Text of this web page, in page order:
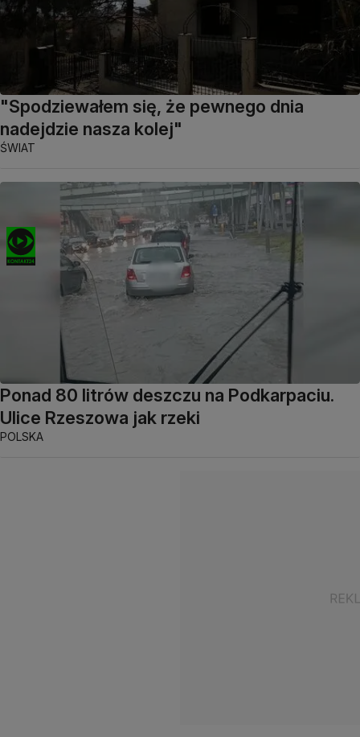
"Spodziewałem się, że pewnego dnia
nadejdzie nasza kolej"
ŚWIAT
Ponad 80 litrów deszczu na Podkarpaciu.
Ulice Rzeszowa jak rzeki
POLSKA